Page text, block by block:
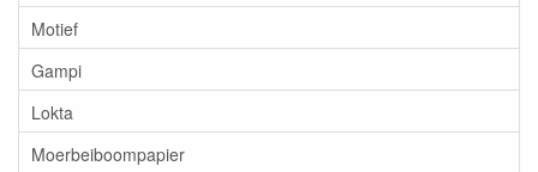
Motief
Gampi
Lokta
Moerbeiboompapier